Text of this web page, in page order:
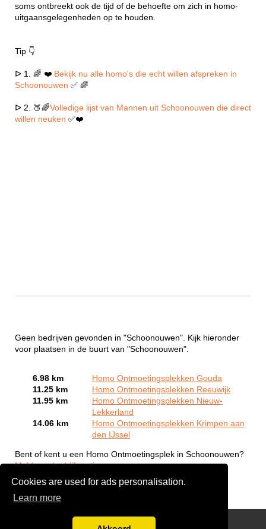
Cookies are used for ads personalisation.
Learn more
soms ontbreekt ook de tijd of de behoefte om zich in homo-
uitgaansgelegenheden op te houden.
Tip 👇
ᐅ 1. 🌈 ❤️ Bekijk nu alle homo's die echt willen afspreken in
Schoonouwen ✅ 🌈
ᐅ 2. 🍑🌈Volledige lijst van Mannen uit Schoonouwen die direct
willen neuken ✅❤️
Geen bedrijven gevonden in "Schoonouwen". Kijk hieronder
voor plaatsen in de buurt van "Schoonouwen".
6.98 km
Homo Ontmoetingsplekken Gouda
11.25 km
Homo Ontmoetingsplekken Reeuwijk
11.95 km
Homo Ontmoetingsplekken Nieuw-
Lekkerland
14.06 km
Homo Ontmoetingsplekken Krimpen aan
den IJssel
Bent of kent u een Homo Ontmoetingsplek in Schoonouwen?
Meld een bedrijf gratis aan